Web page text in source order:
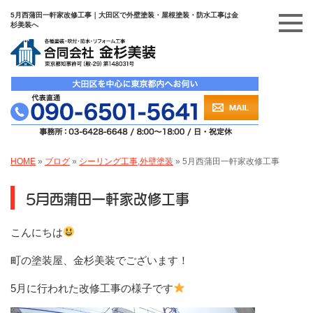
5月西蒲田一軒家改修工事｜大田区で外壁塗装・屋根塗装・防水工事は金
杉美装へ
HOME » ブログ » シーリング工事 外壁塗装 » 5月西蒲田一軒家改修工事
5月西蒲田一軒家改修工事
こんにちは
町の塗装屋、金杉美装でございます！
5月に行われた改修工事の様子です